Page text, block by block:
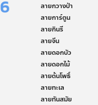
ลายกวางป่า
ลายการ์ตูน
ลายกินรี
ลายจีน
ลายดอกบัว
ลายดอกไม้
ลายต้นโพธิ์
ลายทะเล
ลายทันสมัย